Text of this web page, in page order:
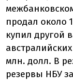
продал около
купил другой
млн. долл. В
резервы НБУ